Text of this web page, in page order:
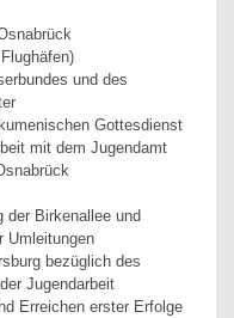
und des
Gottesdienst
mit dem Jugendamt
der Birkenallee und
Umleitungen
bezüglich des
Jugendarbeit
Erreichen erster Erfolge